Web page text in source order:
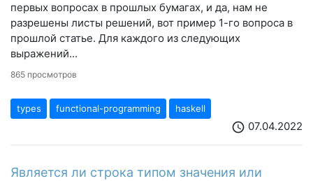
первых вопросах в прошлых бумагах, и да, нам не
разрешены листы решений, вот пример 1-го вопроса в
прошлой статье. Для каждого из следующих
выражений...
865 просмотров
types functional-programming haskell
schedule 07.04.2022
Является ли строка типом значения или